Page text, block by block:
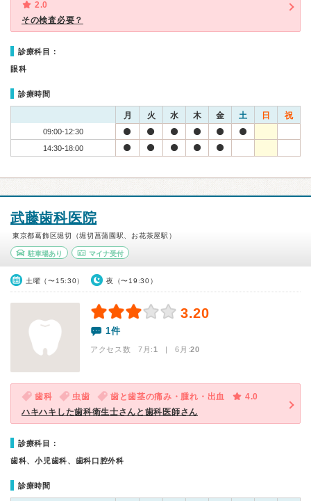
2.0
その検査必要？
診療科目：
眼科
診療時間
月 火 水 木 金 土 日 祝
09:00-12:30
14:30-18:00
武藤歯科医院
東京都葛飾区堀切（堀切菖蒲園駅、お花茶屋駅）
駐車場あり マイナ受付
土曜（〜15:30） 夜（〜19:30）
3.20
1件
アクセス数 7月:1 | 6月:20
歯科 虫歯 歯と歯茎の痛み・腫れ・出血
4.0
ハキハキした歯科衛生士さんと歯科医師さん
診療科目：
歯科、小児歯科、歯科口腔外科
診療時間